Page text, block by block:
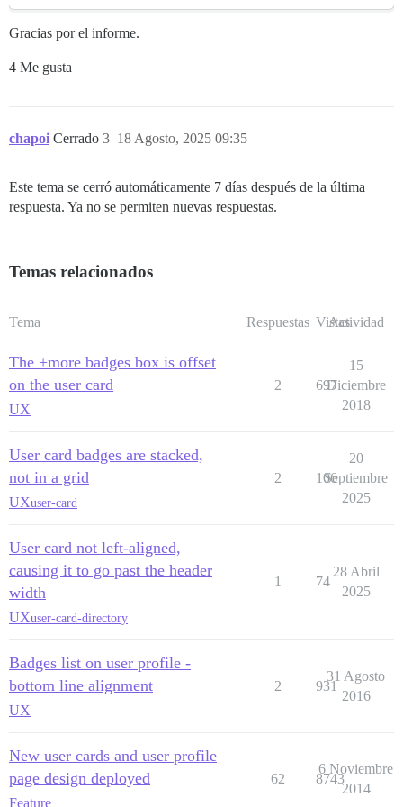
Gracias por el informe.
4 Me gusta
chapoi Cerrado 18 Agosto, 2025 09:35
3
Este tema se cerró automáticamente 7 días después de la última
respuesta. Ya no se permiten nuevas respuestas.
Temas relacionados
Tema Respuestas Vistas
Actividad
The +more badges box is offset
on the user card
UX
2 697
15
Diciembre
2018
User card badges are stacked,
not in a grid
UXuser-card
2 106
20
Septiembre
2025
User card not left-aligned,
causing it to go past the header
width
UXuser-card-directory
1 74
28 Abril
2025
Badges list on user profile -
bottom line alignment
UX
2 931
31 Agosto
2016
New user cards and user profile
page design deployed
Feature
62 8743
6 Noviembre
2014